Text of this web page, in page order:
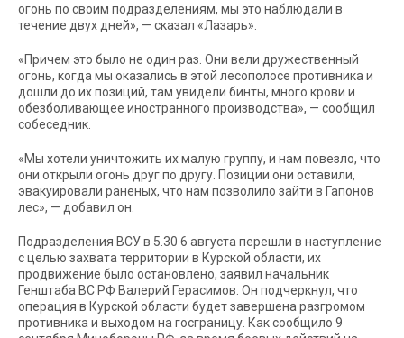
огонь по своим подразделениям, мы это наблюдали в
течение двух дней», — сказал «Лазарь».
«Причем это было не один раз. Они вели дружественный
огонь, когда мы оказались в этой лесополосе противника и
дошли до их позиций, там увидели бинты, много крови и
обезболивающее иностранного производства», — сообщил
собеседник.
«Мы хотели уничтожить их малую группу, и нам повезло, что
они открыли огонь друг по другу. Позиции они оставили,
эвакуировали раненых, что нам позволило зайти в Гапонов
лес», — добавил он.
Подразделения ВСУ в 5.30 6 августа перешли в наступление
с целью захвата территории в Курской области, их
продвижение было остановлено, заявил начальник
Генштаба ВС РФ Валерий Герасимов. Он подчеркнул, что
операция в Курской области будет завершена разгромом
противника и выходом на госграницу. Как сообщило 9